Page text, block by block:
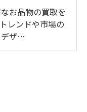
お品物の買取を
レンドや市場の
デザ…